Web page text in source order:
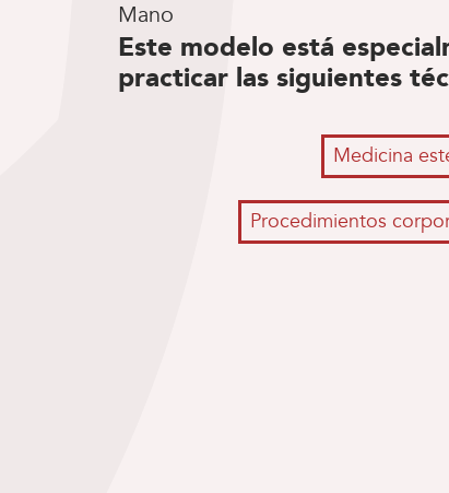
Mano
Este modelo está
practicar las siguientes
Medicina
Procedimientos